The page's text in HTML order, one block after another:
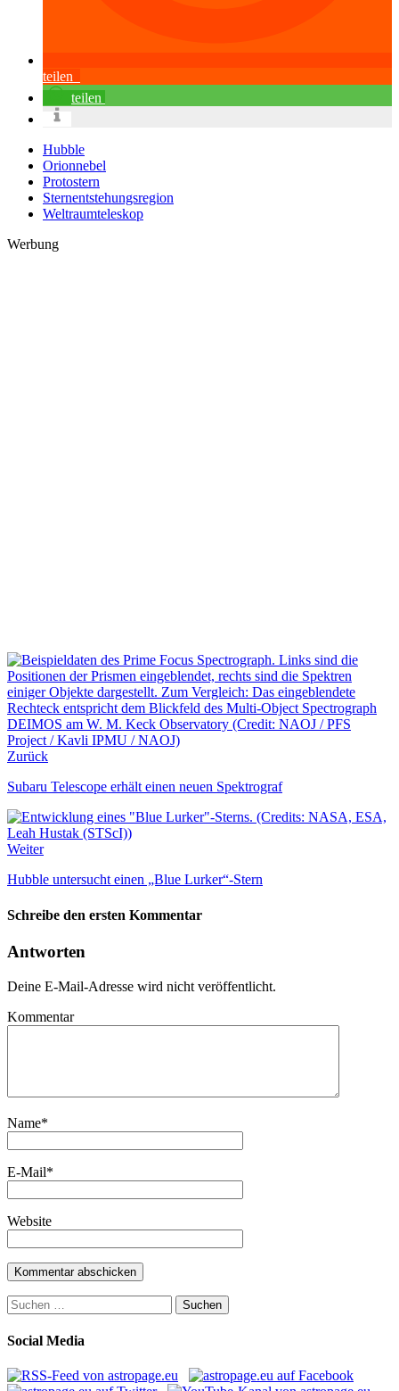
teilen
teilen
Hubble
Orionnebel
Protostern
Sternentstehungsregion
Weltraumteleskop
Werbung
Zurück
Subaru Telescope erhält einen neuen Spektrograf
Weiter
Hubble untersucht einen „Blue Lurker“-Stern
Schreibe den ersten Kommentar
Antworten
Deine E-Mail-Adresse wird nicht veröffentlicht.
Kommentar
Name*
E-Mail*
Website
Suchen
nach:
Social Media